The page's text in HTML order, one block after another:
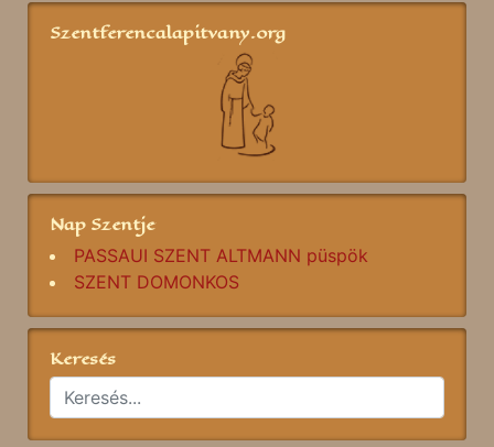
Szentferencalapitvany.org
Nap Szentje
PASSAUI SZENT ALTMANN püspök
SZENT DOMONKOS
Keresés